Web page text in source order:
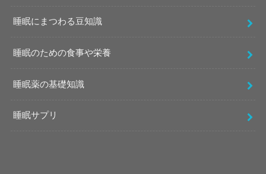
睡眠にまつわる豆知識
睡眠のための食事や栄養
睡眠薬の基礎知識
睡眠サプリ